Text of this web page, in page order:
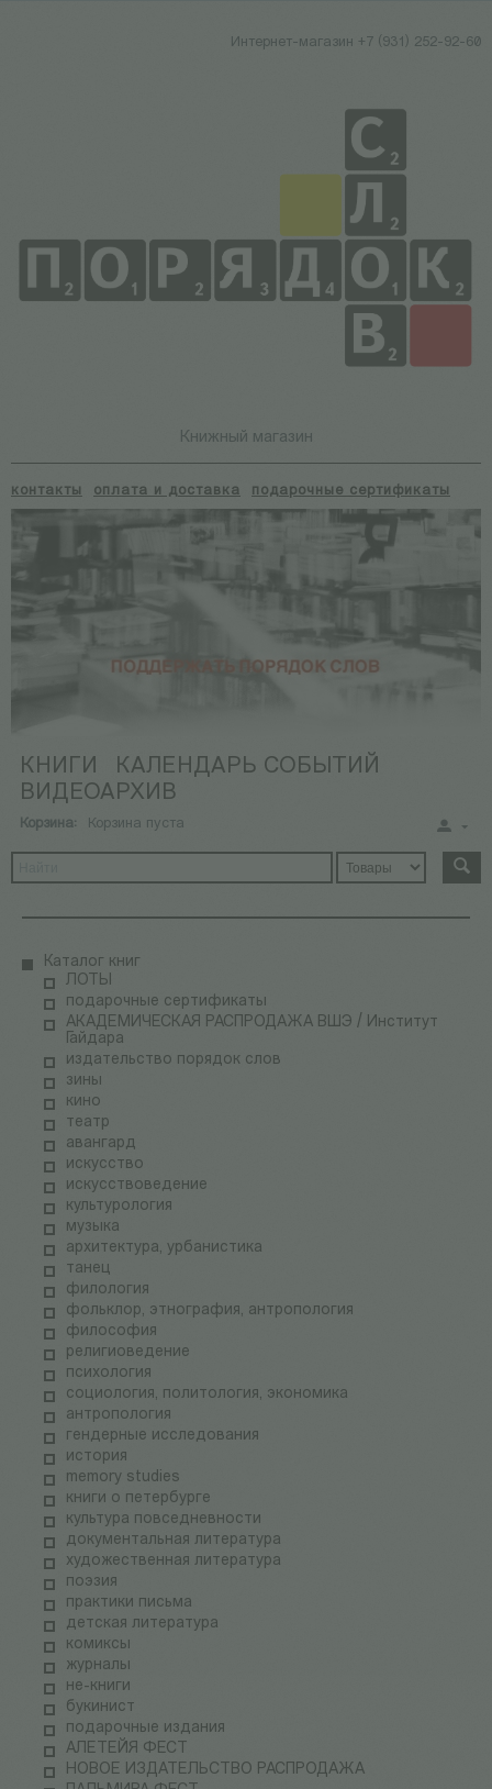
Интернет-магазин +7 (931) 252-92-60
Книжный магазин
контакты оплата и доставка подарочные сертификаты
КНИГИ
КАЛЕНДАРЬ СОБЫТИЙ
ВИДЕОАРХИВ
Корзина: Корзина пуста
Каталог книг
ЛОТЫ
подарочные сертификаты
АКАДЕМИЧЕСКАЯ РАСПРОДАЖА ВШЭ / Институт
Гайдара
издательство порядок слов
зины
кино
театр
авангард
искусство
искусствоведение
культурология
музыка
архитектура, урбанистика
танец
филология
фольклор, этнография, антропология
философия
религиоведение
психология
социология, политология, экономика
антропология
гендерные исследования
история
memory studies
книги о петербурге
культура повседневности
документальная литература
художественная литература
поэзия
практики письма
детская литература
комиксы
журналы
не-книги
букинист
подарочные издания
АЛЕТЕЙЯ ФЕСТ
НОВОЕ ИЗДАТЕЛЬСТВО РАСПРОДАЖА